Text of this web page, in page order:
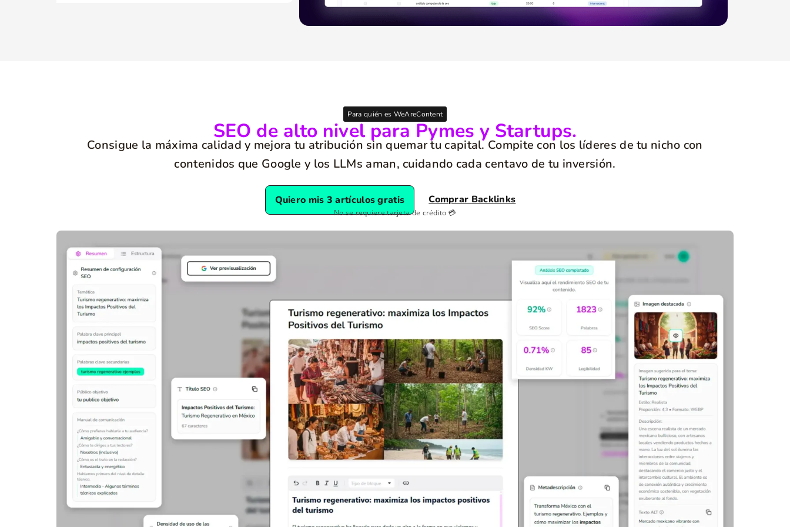
Para quién es WeAreContent
SEO de alto nivel para Pymes y Startups.
Consigue la máxima calidad y mejora tu atribución sin quemar tu capital. Compite con los líderes de tu nicho con
contenidos que Google y los LLMs aman, cuidando cada centavo de tu inversión.
Quiero mis 3 artículos gratis Comprar Backlinks
No se requiere tarjeta de crédito 💳